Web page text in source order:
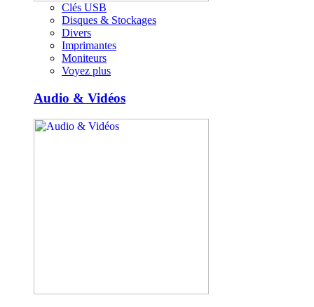
Clés USB
Disques & Stockages
Divers
Imprimantes
Moniteurs
Voyez plus
Audio & Vidéos